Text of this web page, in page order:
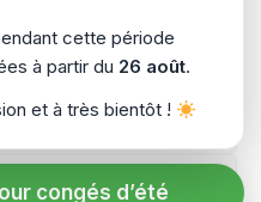
| Développement & Design
congés d’été
cette période
à partir du 26 août.
et à très bientôt !